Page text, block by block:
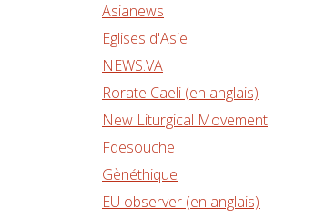
Asianews
Eglises d'Asie
NEWS.VA
Rorate Caeli (en anglais)
New Liturgical Movement
Fdesouche
Gènéthique
EU observer (en anglais)